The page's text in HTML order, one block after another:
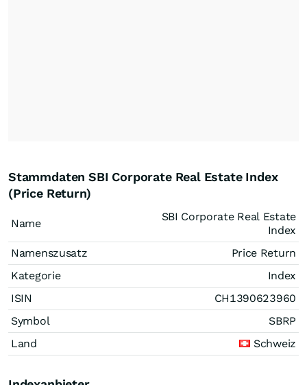
Stammdaten SBI Corporate Real Estate Index
(Price Return)
Name
SBI Corporate Real Estate
Index
Namenszusatz
Price Return
Kategorie
Index
ISIN
CH1390623960
Symbol
SBRP
Land
Schweiz